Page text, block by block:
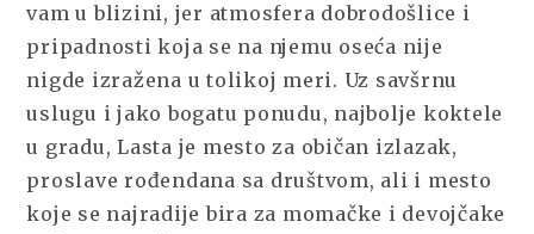
vam u blizini, jer atmosfera dobrodošlice i
pripadnosti koja se na njemu oseća nije
nigde izražena u tolikoj meri. Uz savšrnu
uslugu i jako bogatu ponudu, najbolje koktele
u gradu, Lasta je mesto za običan izlazak,
proslave rođendana sa društvom, ali i mesto
koje se najradije bira za momačke i devojčake